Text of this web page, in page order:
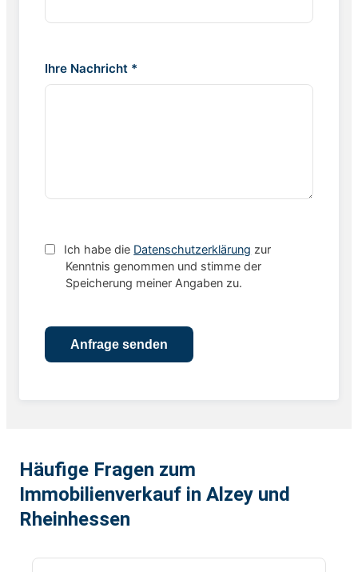
Ihre Nachricht *
Ich habe die Datenschutzerklärung zur
Kenntnis genommen und stimme der
Speicherung meiner Angaben zu.
Häufige Fragen zum
Immobilienverkauf in Alzey und
Rheinhessen